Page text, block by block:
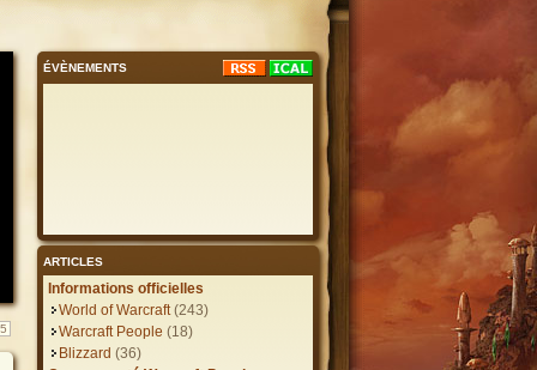
ÉVÈNEMENTS
ARTICLES
Informations officielles
World of Warcraft(243)
Warcraft People (18)
Blizzard (36)